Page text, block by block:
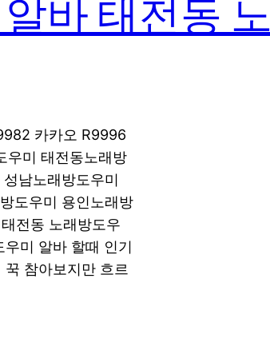
바 태전동
카카오 R9996
우미 태전동노래방
남노래방도우미
도우미 용인노래방
전동 노래방도우
미 알바 할때 인기
참아보지만 흐르